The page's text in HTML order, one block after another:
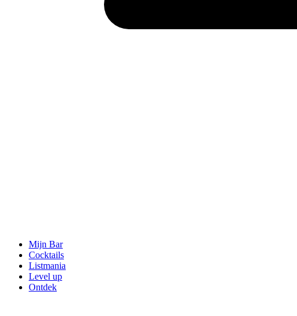
Mijn Bar
Cocktails
Listmania
Level up
Ontdek